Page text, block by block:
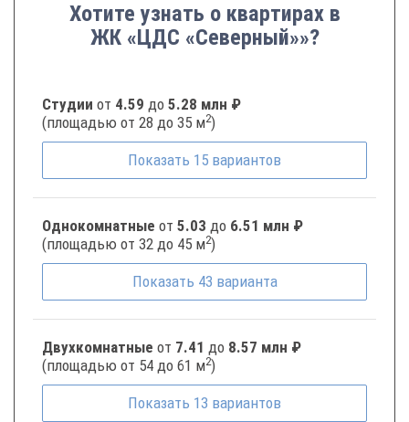
Хотите узнать о квартирах в
ЖК «ЦДС «Северный»»?
Студии от 4.59 до 5.28 млн ₽
(площадью от 28 до 35 м2)
Показать 15 вариантов
Однокомнатные от 5.03 до 6.51 млн ₽
(площадью от 32 до 45 м2)
Показать 43 варианта
Двухкомнатные от 7.41 до 8.57 млн ₽
(площадью от 54 до 61 м2)
Показать 13 вариантов